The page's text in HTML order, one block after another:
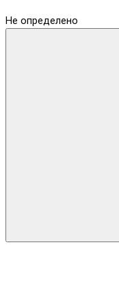
Не определено